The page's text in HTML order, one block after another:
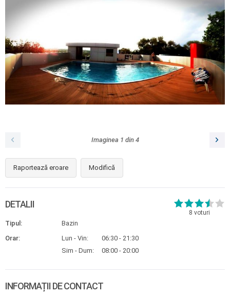
Imaginea 1 din 4
Raportează eroare Modifică
8 voturi
DETALII
Tipul:
Bazin
Orar:
Lun - Vin:
06:30 - 21:30
Sim - Dum:
08:00 - 20:00
INFORMAȚII DE CONTACT